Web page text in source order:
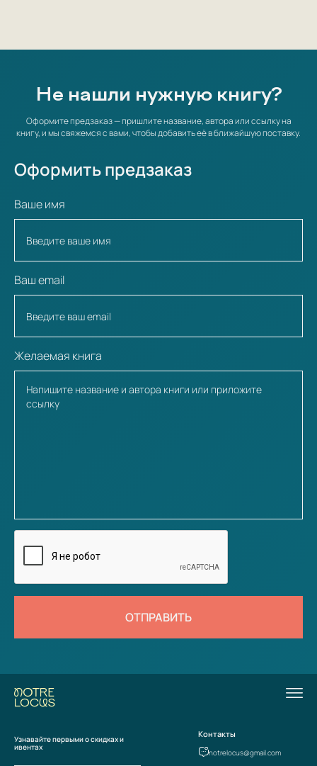
Не нашли нужную книгу?
Оформите предзаказ — пришлите название, автора или ссылку на
книгу, и мы свяжемся с вами, чтобы добавить её в ближайшую поставку.
Оформить предзаказ
Ваше имя
Ваш email
Желаемая книга
ОТПРАВИТЬ
Узнавайте первыми о скидках и
ивентах
Контакты
notrelocus@gmail.com